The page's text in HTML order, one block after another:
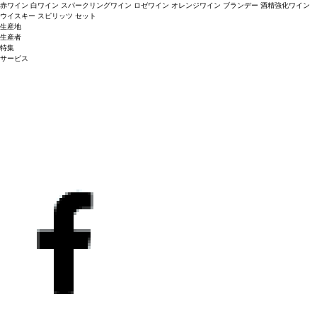
赤ワイン 白ワイン スパークリングワイン ロゼワイン オレンジワイン ブランデー 酒精強化ワイン
ウイスキー スピリッツ セット
生産地
生産者
特集
サービス